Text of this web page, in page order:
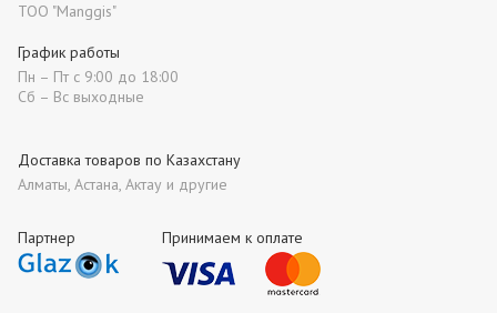
Партнер Принимаем к оплате
ТОО "Manggis"
Доставка товаров по Казахстану
Алматы, Астана, Актау и другие
График работы
Пн – Пт с 9:00 до 18:00
Сб – Вс выходные